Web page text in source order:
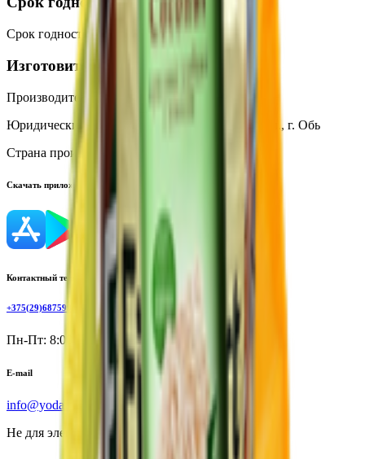
Срок годности:12 месяцев
Изготовитель
Производитель:
Юридический адрес:
633102, Новосибирская обл., г. Обь
Страна производства:
Скачать приложение
Контактный телефон
+375(29)6875999
Пн-Пт: 8:00 - 17:00
E-mail
info@yoda.by
Не для электронных обращений